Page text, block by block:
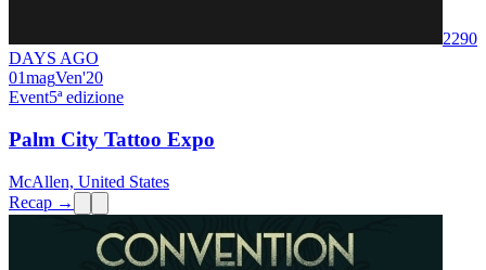
2290
DAYS AGO
01magVen'20
Event5ª edizione
Palm City Tattoo Expo
McAllen, United States
Recap →